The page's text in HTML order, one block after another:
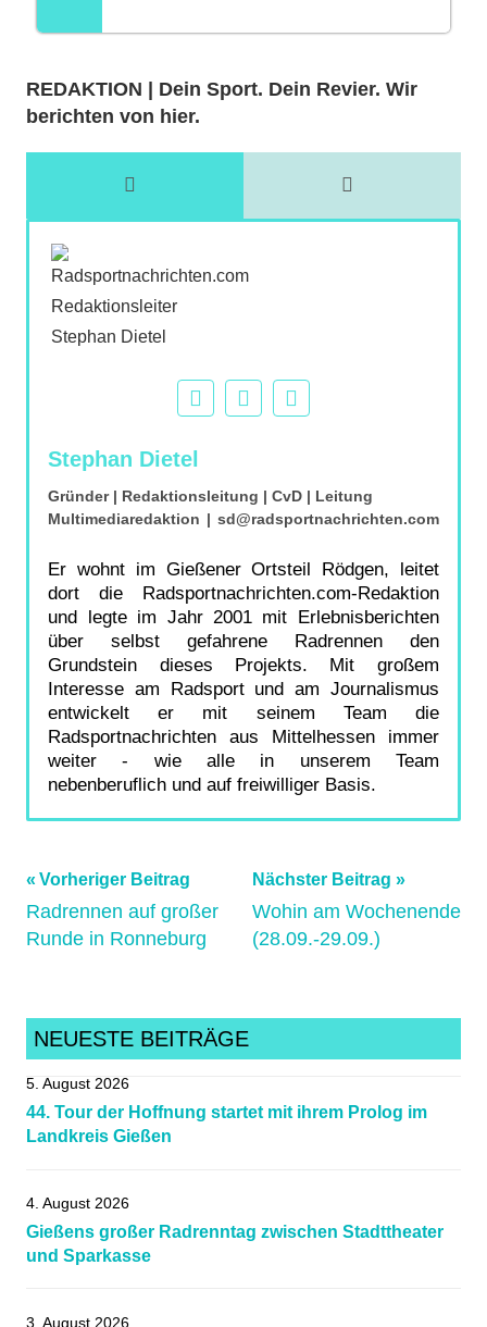
REDAKTION | Dein Sport. Dein Revier. Wir
berichten von hier.
Stephan Dietel
Gründer | Redaktionsleitung | CvD | Leitung
Multimediaredaktion | sd@radsportnachrichten.com
Er wohnt im Gießener Ortsteil Rödgen, leitet
dort die Radsportnachrichten.com-Redaktion
und legte im Jahr 2001 mit Erlebnisberichten
über selbst gefahrene Radrennen den
Grundstein dieses Projekts. Mit großem
Interesse am Radsport und am Journalismus
entwickelt er mit seinem Team die
Radsportnachrichten aus Mittelhessen immer
weiter - wie alle in unserem Team
nebenberuflich und auf freiwilliger Basis.
Schlagwörter:
archiv_290525_4 ,
Bergzeitfahren,
HessenBergCup,
Mittelhessen,
Radsportnachrichten
Schmelz
Beitragsnavigation
Vorheriger Beitrag
Radrennen auf großer
Runde in Ronneburg
Nächster Beitrag
Wohin am Wochenende
(28.09.-29.09.)
NEUESTE BEITRÄGE
5. August 2026
44. Tour der Hoffnung startet mit ihrem Prolog im
Landkreis Gießen
4. August 2026
Gießens großer Radrenntag zwischen Stadttheater
und Sparkasse
3. August 2026